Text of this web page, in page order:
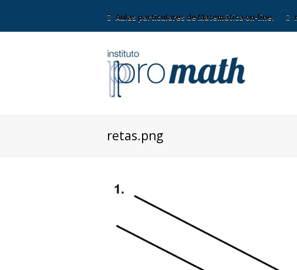
Aulas particulares de Matemática on-line.
retas.png